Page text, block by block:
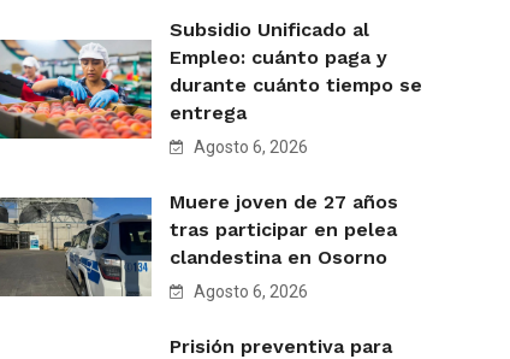
Subsidio Unificado al
Empleo: cuánto paga y
durante cuánto tiempo se
entrega
Agosto 6, 2026
Muere joven de 27 años
tras participar en pelea
clandestina en Osorno
Agosto 6, 2026
Prisión preventiva para